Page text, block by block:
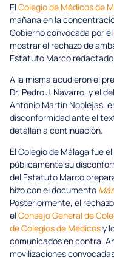
ElColegio de Médicos de
mañana en la
Gobierno convocada por el
mostrar el rechazo de
Estatuto Marco
A la misma acudieron el
Dr. Pedro J. Navarro, y el
Antonio Martín Noblejas,
disconformidad ante el
detallan a continuación.
El Colegio de Málaga fue
públicamente su
del Estatuto Marco
hizo con el documento
Posteriormente, el
elConsejo General de
de Colegios de Médicosy
comunicados en contra.
movilizaciones